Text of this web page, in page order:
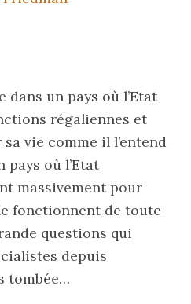
un pays où l’Etat
régaliennes et
vie comme il l’entend
pays où l’Etat
massivement pour
fonctionnent de toute
questions qui
depuis
tombée…